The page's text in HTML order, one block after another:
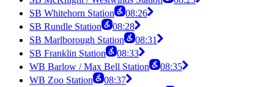
SB Whitehorn Station
08:26
SB Rundle Station
08:28
SB Marlborough Station
08:31
SB Franklin Station
08:33
WB Barlow / Max Bell Station
08:35
WB Zoo Station
08:37